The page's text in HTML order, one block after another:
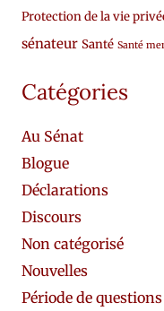
Protection de la vie
sénateur Santé Santé
Catégories
Au Sénat
Blogue
Déclarations
Discours
Non catégorisé
Nouvelles
Période de questions